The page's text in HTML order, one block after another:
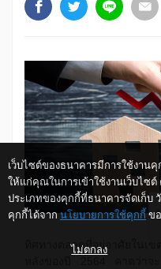
ทิศทางตลาดที่อยู่อาศัยในเ
เว็บไซต์ของธนาคารมีการใช้งาน
ให้แก่คุณในการเข้าใช้งานเว็บไซ
ประเภทของคุกกี้ที่ธนาคารจัดเก็บ
คุกกี้ได้จาก นโยบายการใช้คุกกี้ ข
ไม่ตกลง